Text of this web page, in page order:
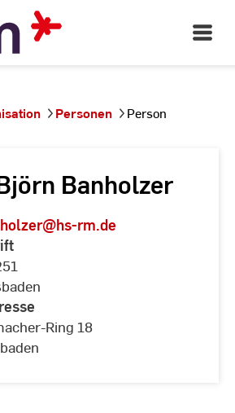
Open
Main
Personen Person
Banholzer
@hs-rm.de
Ring 18